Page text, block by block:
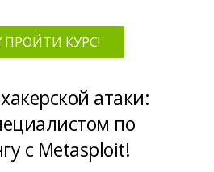
ПРОЙТИ КУРС!
атаки:
по
с Metasploit!